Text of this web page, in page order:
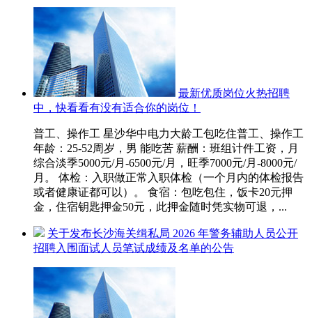
最新优质岗位火热招聘
中，快看看有没有适合你的岗位！
普工、操作工 星沙华中电力大龄工包吃住普工、操作工
年龄：25-52周岁，男 能吃苦 薪酬：班组计件工资，月
综合淡季5000元/月-6500元/月，旺季7000元/月-8000元/
月。 体检：入职做正常入职体检（一个月内的体检报告
或者健康证都可以）。 食宿：包吃包住，饭卡20元押
金，住宿钥匙押金50元，此押金随时凭实物可退，...
关于发布长沙海关缉私局 2026 年警务辅助人员公开
招聘入围面试人员笔试成绩及名单的公告